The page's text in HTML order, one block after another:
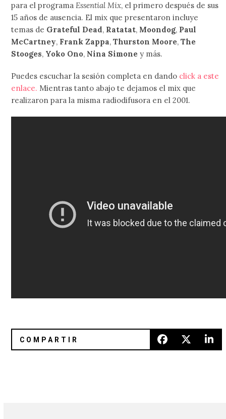
para el programaEssential Mix, el primero después de sus
15 años de ausencia. El mix que presentaron incluye
temas de Grateful Dead, Ratatat, Moondog, Paul
McCartney, Frank Zappa,Thurston Moore, The
Stooges, Yoko Ono, Nina Simone y más.
Puedes escuchar la sesión completa en dando click a este
enlace. Mientras tanto abajo te dejamos el mix que
realizaron para la misma radiodifusora en el 2001.